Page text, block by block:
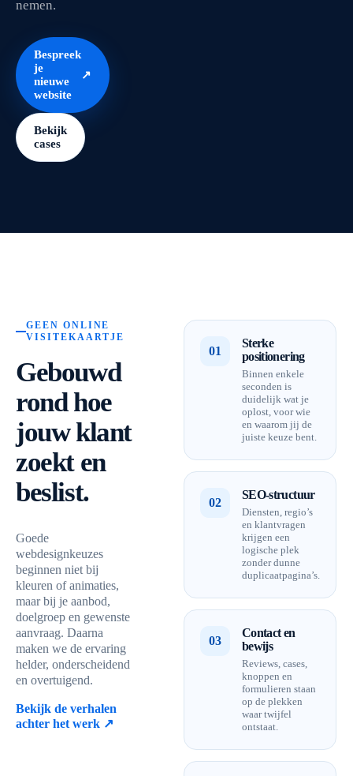
nemen.
Bespreek
je
nieuwe
website
↗
Bekijk
cases
GEEN ONLINE
VISITEKAARTJE
Gebouwd
rond hoe
jouw klant
zoekt en
beslist.
Goede
webdesignkeuzes
beginnen niet bij
kleuren of animaties,
maar bij je aanbod,
doelgroep en gewenste
aanvraag. Daarna
maken we de ervaring
helder, onderscheidend
en overtuigend.
Bekijk de verhalen
achter het werk ↗
01
Sterke
positionering
Binnen enkele
seconden is
duidelijk wat je
oplost, voor wie
en waarom jij de
juiste keuze bent.
02
SEO-structuur
Diensten, regio’s
en klantvragen
krijgen een
logische plek
zonder dunne
duplicaatpagina’s.
03
Contact en
bewijs
Reviews, cases,
knoppen en
formulieren staan
op de plekken
waar twijfel
ontstaat.